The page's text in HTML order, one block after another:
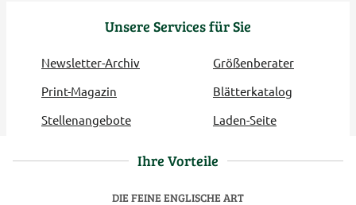
Unsere Services für Sie
Newsletter-Archiv
Größenberater
Print-Magazin
Blätterkatalog
Stellenangebote
Laden-Seite
Ihre Vorteile
DIE FEINE ENGLISCHE ART